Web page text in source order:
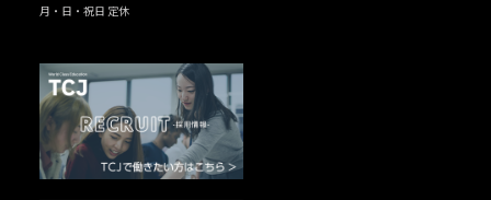
月・日・祝日 定休